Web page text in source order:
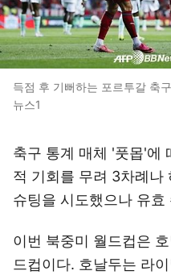
득점 후 기뻐하는 포르투갈 축
뉴스1
축구 통계 매체 '풋몹'에
적 기회를 무려 3차례나
슈팅을 시도했으나 유
이번 북중미 월드컵은
드컵이다. 호날두는 라